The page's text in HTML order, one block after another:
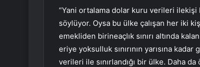
“Yani ortalama dolar kuru verileri ilekişi
söylüyor. Oysa bu ülke çalışan her iki
emekliden birineaçlık sınırı altında
eriye yoksulluk sınırının yarısına
verileri ile sınırlandığı bir ülke. Daha